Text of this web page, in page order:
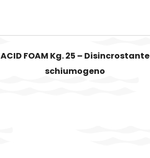
ACID FOAM Kg. 25 – Disincrostante
schiumogeno